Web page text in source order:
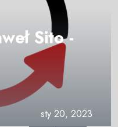
Sito -
sty 20, 2023